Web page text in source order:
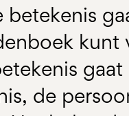
betekenis
kunt
de